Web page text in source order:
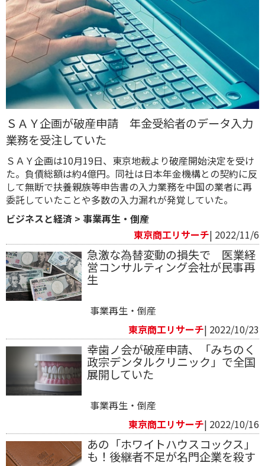
ＳＡＹ企画が破産申請 年金受給者のデータ入力
業務を受注していた
ＳＡＹ企画は10月19日、東京地裁より破産開始決定を受け
た。負債総額は約4億円。同社は日本年金機構との契約に反
して無断で扶養親族等申告書の入力業務を中国の業者に再
委託していたことや多数の入力漏れが発覚していた。
ビジネスと経済 > 事業再生・倒産
東京商工リサーチ| 2022/11/6
急激な為替変動の損失で 医業経
営コンサルティング会社が民事再
生
事業再生・倒産
東京商工リサーチ| 2022/10/23
幸歯ノ会が破産申請、「みちのく
政宗デンタルクリニック」で全国
展開していた
事業再生・倒産
東京商工リサーチ| 2022/10/16
あの「ホワイトハウスコックス」
も！後継者不足が名門企業を殺す